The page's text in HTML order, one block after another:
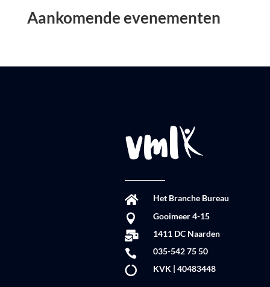
Aankomende evenementen
 Het Branche Bureau
 Gooimeer 4-15
 1411 DC Naarden
 035-542 75 50
 KVK | 40483448